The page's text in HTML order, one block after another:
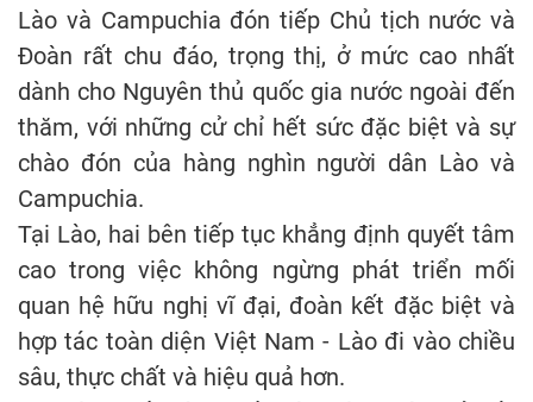
Lào và Campuchia đón tiếp Chủ tịch nước và
Đoàn rất chu đáo, trọng thị, ở mức cao nhất
dành cho Nguyên thủ quốc gia nước ngoài đến
thăm, với những cử chỉ hết sức đặc biệt và sự
chào đón của hàng nghìn người dân Lào và
Campuchia.
Tại Lào, hai bên tiếp tục khẳng định quyết tâm
cao trong việc không ngừng phát triển mối
quan hệ hữu nghị vĩ đại, đoàn kết đặc biệt và
hợp tác toàn diện Việt Nam - Lào đi vào chiều
sâu, thực chất và hiệu quả hơn.